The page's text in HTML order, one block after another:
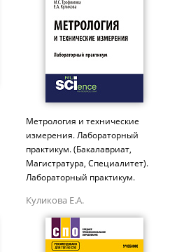
Метрология и технические
измерения. Лабораторный
практикум. (Бакалавриат,
Магистратура, Специалитет).
Лабораторный практикум.
Куликова Е.А.